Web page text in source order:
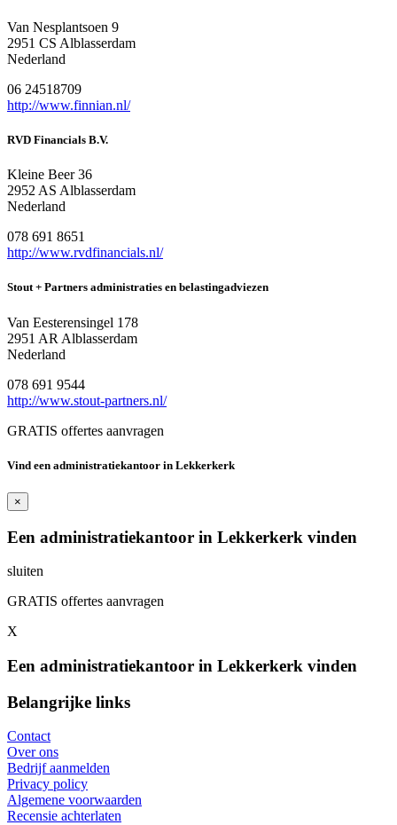
Van Nesplantsoen 9
2951 CS Alblasserdam
Nederland
06 24518709
http://www.finnian.nl/
RVD Financials B.V.
Kleine Beer 36
2952 AS Alblasserdam
Nederland
078 691 8651
http://www.rvdfinancials.nl/
Stout + Partners administraties en belastingadviezen
Van Eesterensingel 178
2951 AR Alblasserdam
Nederland
078 691 9544
http://www.stout-partners.nl/
GRATIS offertes aanvragen
Vind een administratiekantoor in Lekkerkerk
×
Een administratiekantoor in Lekkerkerk vinden
sluiten
GRATIS offertes aanvragen
X
Een administratiekantoor in Lekkerkerk vinden
Belangrijke links
Contact
Over ons
Bedrijf aanmelden
Privacy policy
Algemene voorwaarden
Recensie achterlaten